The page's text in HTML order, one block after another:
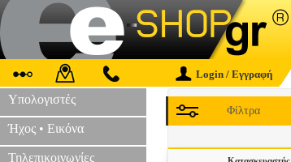
Login / Εγγραφή
Υπολογιστές
Ήχος • Εικόνα
Τηλεπικοινωνίες
Φίλτρα